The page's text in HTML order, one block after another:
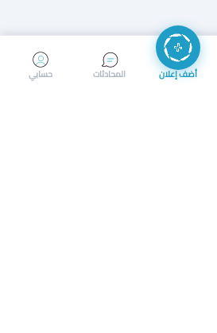
إجراء مكالمة
حسابي المحادثات أضف إعلان